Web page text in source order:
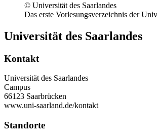
© Universität des Saarlandes
Das erste Vorlesungsverzeichnis der
Universität des Saarlandes
Kontakt
Universität des Saarlandes
Campus
66123 Saarbrücken
www.uni-saarland.de/kontakt
Standorte